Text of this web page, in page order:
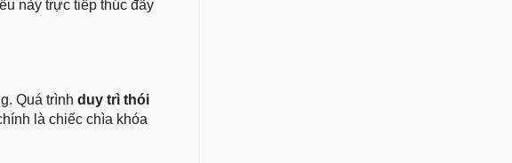
này trực tiếp thúc đẩy
Quá trình duy trì thói
là chiếc chìa khóa